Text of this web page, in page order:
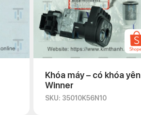
Khóa máy – có khóa yên
Winner
SKU: 35010K56N10